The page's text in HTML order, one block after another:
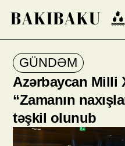
GÜNDƏM
Azərbaycan Milli
“Zamanın
təşkil olunub